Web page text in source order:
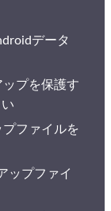
データ
プを保護す
ファイルを
ップファイ